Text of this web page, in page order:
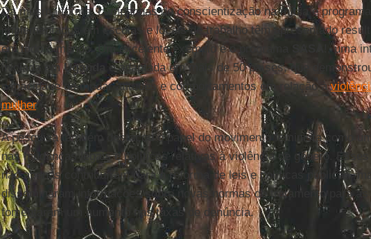
Da mesma forma, campanhas de conscientização na mídia e programas
implementados em escolas e locais de trabalho têm apresentado
em todo o mundo. Um excelente exemplo é o programa
!, uma
iniciada emUganda
e adaptada em mais de 50 países, que
capacidade de mudar atitudes e comportamentos em relação à
mulher.
A pesquisa também destacou o papel do movimento feminista como
nas mudanças legais e políticas relativas à violência de gênero.
não apenas contribuíram para a reforma de leis e políticas públicas,
disseminaram informações sobre novas normas de tratamento para
fomentaram um aumento nas taxas de denúncia.